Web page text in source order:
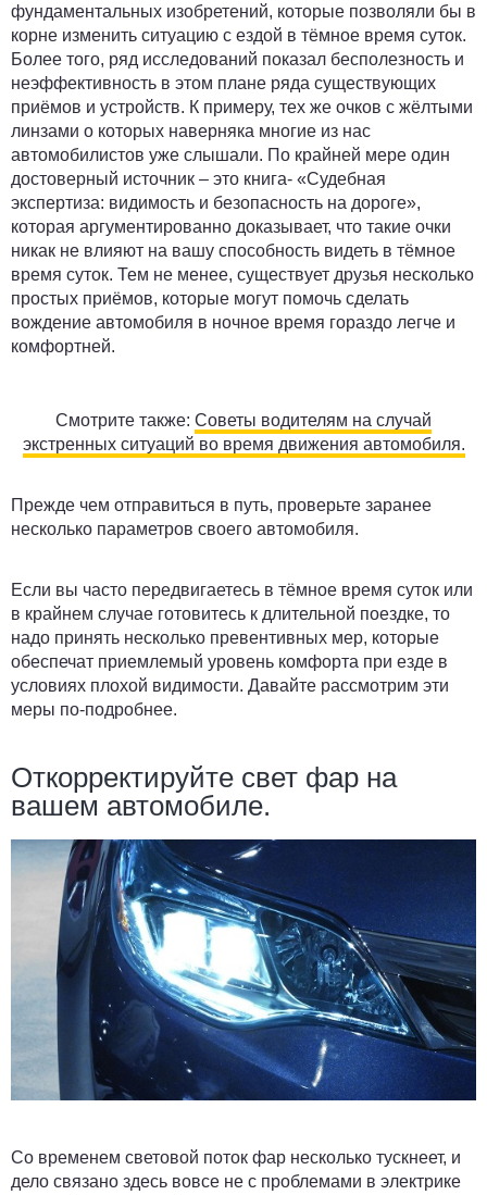
фундаментальных изобретений, которые позволяли бы в
корне изменить ситуацию с ездой в тёмное время суток.
Более того, ряд исследований показал бесполезность и
неэффективность в этом плане ряда существующих
приёмов и устройств. К примеру, тех же очков с жёлтыми
линзами о которых наверняка многие из нас
автомобилистов уже слышали. По крайней мере один
достоверный источник – это книга- «Судебная
экспертиза: видимость и безопасность на дороге»,
которая аргументированно доказывает, что такие очки
никак не влияют на вашу способность видеть в тёмное
время суток. Тем не менее, существует друзья несколько
простых приёмов, которые могут помочь сделать
вождение автомобиля в ночное время гораздо легче и
комфортней.
Смотрите также: Советы водителям на случай
экстренных ситуаций во время движения автомобиля.
Прежде чем отправиться в путь, проверьте заранее
несколько параметров своего автомобиля.
Если вы часто передвигаетесь в тёмное время суток или
в крайнем случае готовитесь к длительной поездке, то
надо принять несколько превентивных мер, которые
обеспечат приемлемый уровень комфорта при езде в
условиях плохой видимости. Давайте рассмотрим эти
меры по-подробнее.
Откорректируйте свет фар на
вашем автомобиле.
Со временем световой поток фар несколько тускнеет, и
дело связано здесь вовсе не с проблемами в электрике